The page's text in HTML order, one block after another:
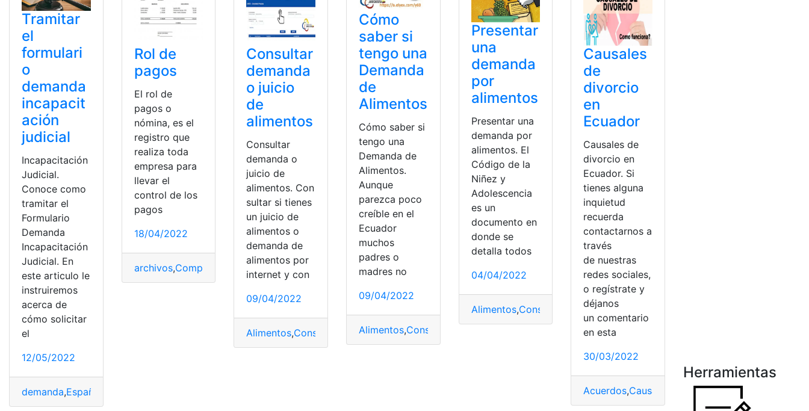
Tramitar
el
formulari
o
demanda
incapacit
ación
judicial
Incapacitación
Judicial.
Conoce como
tramitar el
Formulario
Demanda
Incapacitación
Judicial. En
este articulo le
instruiremos
acerca de
cómo solicitar
el
12/05/2022
demanda,España
Rol de
pagos
El rol de
pagos o
nómina, es el
registro que
realiza toda
empresa para
llevar el
control de los
pagos
18/04/2022
archivos,Compañías demanda,Descuentos Rol de pagos
Consultar
demanda
o juicio
de
alimentos
Consultar
demanda o
juicio de
alimentos. Con
sultar si tienes
un juicio de
alimentos o
demanda de
alimentos por
internet y con
09/04/2022
Alimentos,Consejo de la Judicatura,consultar
Cómo
saber si
tengo una
Demanda
de
Alimentos
Cómo saber si
tengo una
Demanda de
Alimentos.
Aunque
parezca poco
creíble en el
Ecuador
muchos
padres o
madres no
09/04/2022
Alimentos,Consulta Demanda de alimentos,Ecuador
Presentar
una
demanda
por
alimentos
Presentar una
demanda por
alimentos. El
Código de la
Niñez y
Adolescencia
es un
documento en
donde se
detalla todos
04/04/2022
Alimentos,Consejo de la Judicatura
Causales
de
divorcio
en
Ecuador
Causales de
divorcio en
Ecuador. Si
tienes alguna
inquietud
recuerda
contactarnos a
través
de nuestras
redes sociales,
o regístrate y
déjanos
un comentario
en esta
30/03/2022
Acuerdos,Causales demanda,Divorcio
Herramientas